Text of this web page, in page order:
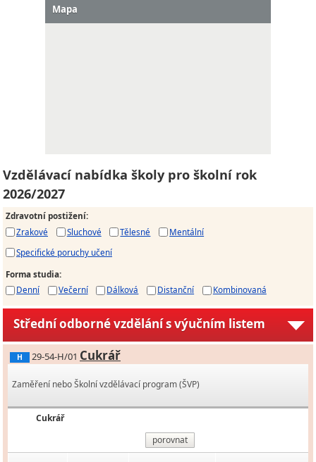
Mapa
Vzdělávací nabídka školy pro školní rok
2026/2027
Zdravotní postižení:
Zrakové
Sluchové Tělesné
Mentální
Specifické poruchy učení
Forma studia:
Denní
Večerní Dálková Distanční Kombinovaná
Střední odborné vzdělání s výučním listem
H 29-54-H/01 Cukrář
Zaměření nebo Školní vzdělávací program (ŠVP)
Cukrář
porovnat